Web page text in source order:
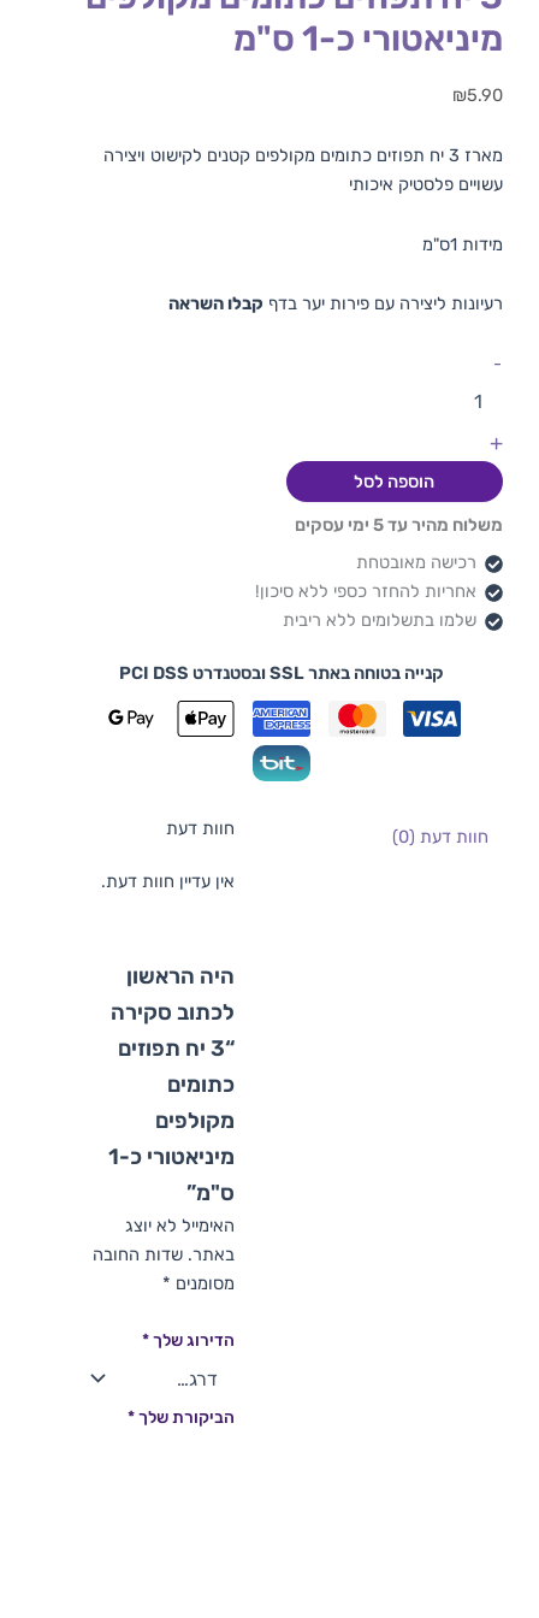
מיניאטורי כ-1 ס"מ
₪5.90
מארז 3 יח תפוזים כתומים מקולפים קטנים לקישוט ויצירה
עשויים פלסטיק איכותי
מידות 1ס"מ
רעיונות ליצירה עם פירות יער בדף קבלו השראה
-
+
הוספה לסל
משלוח מהיר עד 5 ימי עסקים
רכישה מאובטחת
אחריות להחזר כספי ללא סיכון!
שלמו בתשלומים ללא ריבית
קנייה בטוחה באתר SSL ובסטנדרט PCI DSS
חוות דעת (0) חוות דעת
אין עדיין חוות דעת.
היה הראשון
לכתוב סקירה
“3 יח תפוזים
כתומים
מקולפים
מיניאטורי כ-1
ס"מ”
האימייל לא יוצג
באתר. שדות החובה
מסומנים *
הדירוג שלך*
הביקורת שלך*